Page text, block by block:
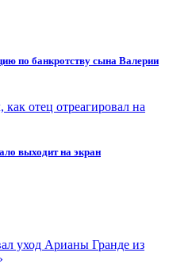
по банкротству сына Валерии
выходит на экран